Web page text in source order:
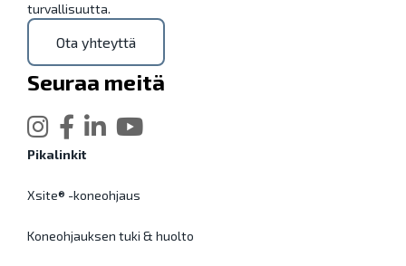
turvallisuutta.
Ota yhteyttä
Seuraa meitä
Pikalinkit
Xsite® -koneohjaus
Koneohjauksen tuki & huolto